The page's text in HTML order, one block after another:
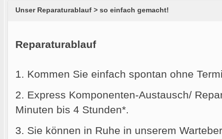
Unser Reparaturablauf > so einfach gemacht!
Reparaturablauf
1. Kommen Sie einfach spontan ohne
2. Express Komponenten-Austausch/
Minuten bis 4 Stunden*.
3. Sie können in Ruhe in unserem